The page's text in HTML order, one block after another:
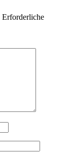
Erforderliche